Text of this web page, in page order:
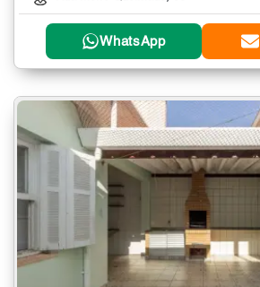
WhatsApp